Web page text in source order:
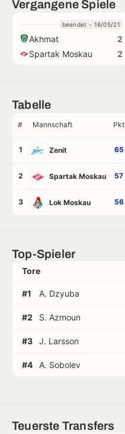
Rekorde
trikots
Vergangene Spiele
beendet - 16/05/21
Akhmat
2
Spartak Moskau
2
Tabelle
# Mannschaft Pkt
1 Zenit 65
2 Spartak Moskau 57
3 Lok Moskau 56
Top-Spieler
Tore
#1 A. Dzyuba
#2 S. Azmoun
#3 J. Larsson
#4 A. Sobolev
Teuerste Transfers